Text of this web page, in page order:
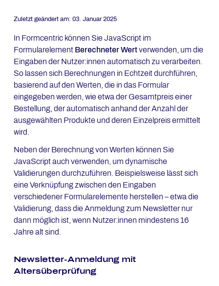
Zuletzt geändert am: 03. Januar 2025
In Formcentric können Sie JavaScript im
Formularelement Berechneter Wertverwenden, um die
Eingaben der Nutzer:innen automatisch zu verarbeiten.
So lassen sich Berechnungen in Echtzeit durchführen,
basierend auf den Werten, die in das Formular
eingegeben werden, wie etwa der Gesamtpreis einer
Bestellung, der automatisch anhand der Anzahl der
ausgewählten Produkte und deren Einzelpreis ermittelt
wird.
Neben der Berechnung von Werten können Sie
JavaScript auch verwenden, um dynamische
Validierungen durchzuführen. Beispielsweise lässt sich
eine Verknüpfung zwischen den Eingaben
verschiedener Formularelemente herstellen – etwa die
Validierung, dass die Anmeldung zum Newsletter nur
dann möglich ist, wenn Nutzer:innen mindestens 16
Jahre alt sind.
Newsletter-Anmeldung mit
Altersüberprüfung